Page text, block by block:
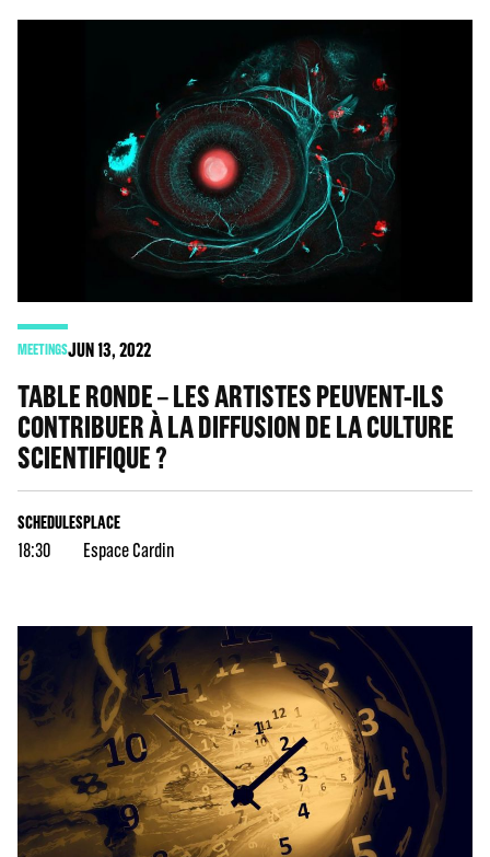
MEETINGSJUN13, 2022
TABLE RONDE – LES ARTISTES PEUVENT-ILS
CONTRIBUER À LA DIFFUSION DE LA CULTURE
SCIENTIFIQUE ?
SCHEDULES
18:30
PLACE
Espace Cardin